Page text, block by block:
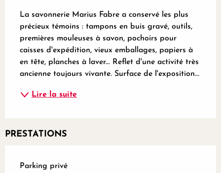
La savonnerie Marius Fabre a conservé les plus
précieux témoins : tampons en buis gravé, outils,
premières mouleuses à savon, pochoirs pour
caisses d'expédition, vieux emballages, papiers à
en tête, planches à laver... Reflet d'une activité très
ancienne toujours vivante. Surface de l'exposition...
Lire la suite
PRESTATIONS
Parking privé